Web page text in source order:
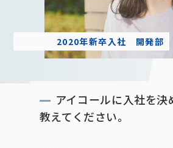
インタ
お問い
2020年新卒入社 開発部
アイコールに入社を決
教えてください。